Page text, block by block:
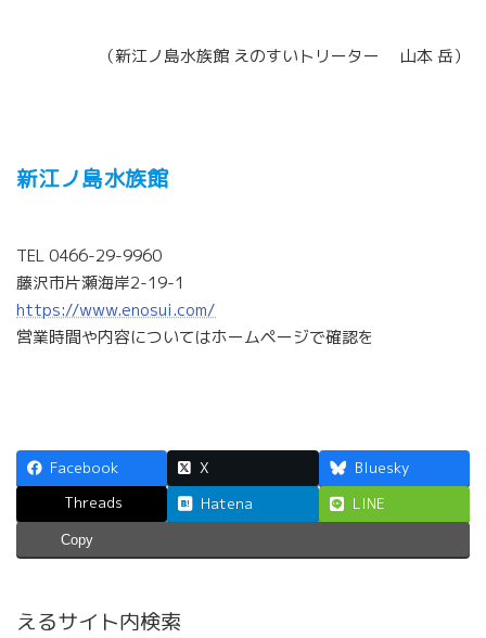
（新江ノ島水族館 えのすいトリーター 山本 岳）
新江ノ島水族館
TEL 0466-29-9960
藤沢市片瀬海岸2-19-1
https://www.enosui.com/
営業時間や内容についてはホームページで確認を
Facebook X
Bluesky
Threads
Hatena LINE
Copy
えるサイト内検索